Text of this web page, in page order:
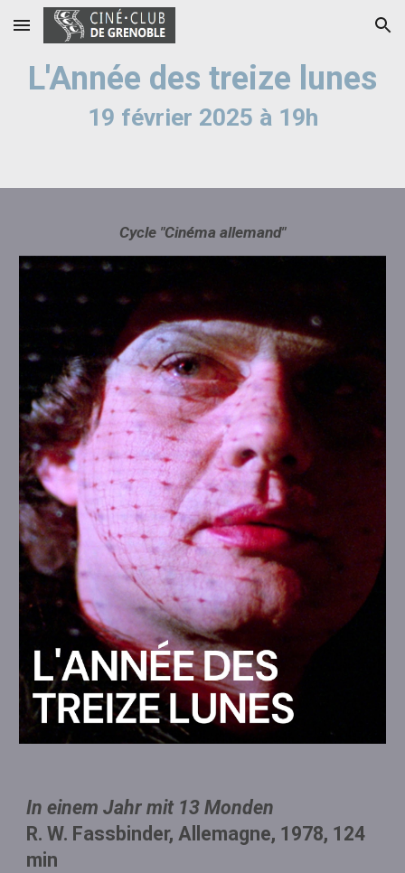
Skip to main content Skip to navigation
L'Année des treize lunes
19 février 2025 à 19h
Cycle "Cinéma allemand"
In einem Jahr mit 13 Monden
R. W. Fassbinder, Allemagne, 1978, 124
min